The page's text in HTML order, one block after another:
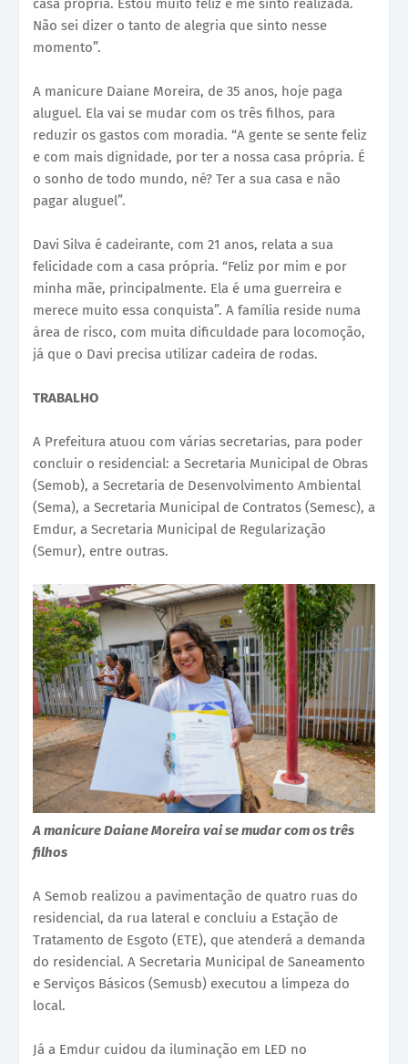
casa própria. Estou muito feliz e me sinto realizada.
Não sei dizer o tanto de alegria que sinto nesse
momento”.
A manicure Daiane Moreira, de 35 anos, hoje paga
aluguel. Ela vai se mudar com os três filhos, para
reduzir os gastos com moradia. “A gente se sente feliz
e com mais dignidade, por ter a nossa casa própria. É
o sonho de todo mundo, né? Ter a sua casa e não
pagar aluguel”.
Davi Silva é cadeirante, com 21 anos, relata a sua
felicidade com a casa própria. “Feliz por mim e por
minha mãe, principalmente. Ela é uma guerreira e
merece muito essa conquista”. A família reside numa
área de risco, com muita dificuldade para locomoção,
já que o Davi precisa utilizar cadeira de rodas.
TRABALHO
A Prefeitura atuou com várias secretarias, para poder
concluir o residencial: a Secretaria Municipal de Obras
(Semob), a Secretaria de Desenvolvimento Ambiental
(Sema), a Secretaria Municipal de Contratos (Semesc), a
Emdur, a Secretaria Municipal de Regularização
(Semur), entre outras.
A manicure Daiane Moreira vai se mudar com os três
filhos
A Semob realizou a pavimentação de quatro ruas do
residencial, da rua lateral e concluiu a Estação de
Tratamento de Esgoto (ETE), que atenderá a demanda
do residencial. A Secretaria Municipal de Saneamento
e Serviços Básicos (Semusb) executou a limpeza do
local.
Já a Emdur cuidou da iluminação em LED no